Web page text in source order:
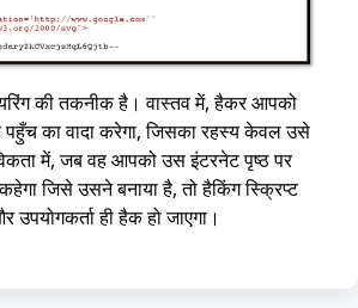
की तकनीक है। वास्तव में, हैकर आपको
का वादा करेगा, जिसका रहस्य केवल उसे
में, जब वह आपको उस इंटरनेट पृष्ठ पर
जिसे उसने बनाया है, तो हैकिंग स्क्रिप्ट
उपयोगकर्ता ही हैक हो जाएगा।